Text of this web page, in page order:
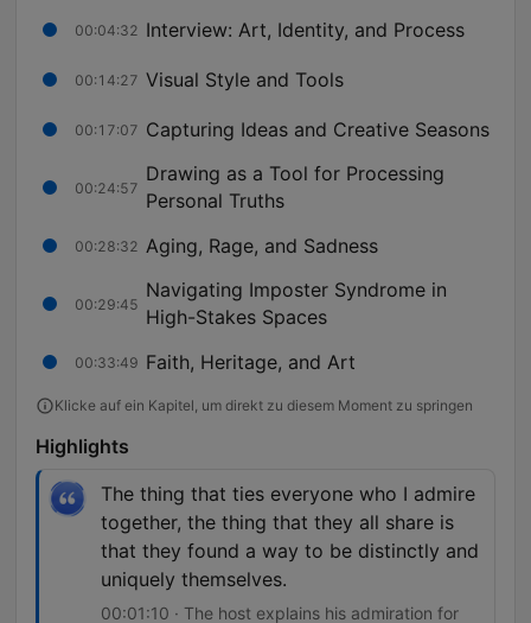
00:04:32 Interview: Art, Identity, and Process
00:14:27 Visual Style and Tools
00:17:07 Capturing Ideas and Creative Seasons
00:24:57
Drawing as a Tool for Processing
Personal Truths
00:28:32 Aging, Rage, and Sadness
00:29:45
Navigating Imposter Syndrome in
High-Stakes Spaces
00:33:49 Faith, Heritage, and Art
Klicke auf ein Kapitel, um direkt zu diesem Moment zu springen
Highlights
The thing that ties everyone who I admire
together, the thing that they all share is
that they found a way to be distinctly and
uniquely themselves.
00:01:10 · The host explains his admiration for